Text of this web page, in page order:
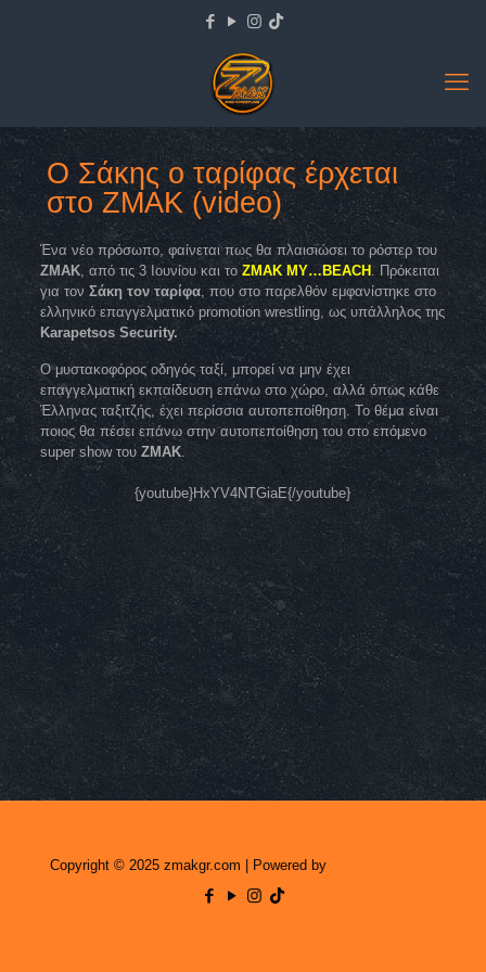
Ο Σάκης ο ταρίφας έρχεται
στο ΖΜΑΚ (video)
Ένα νέο πρόσωπο, φαίνεται πως θα πλαισιώσει το ρόστερ του
ZMAK, από τις 3 Ιουνίου και το ZMAK MY…BEACH . Πρόκειται
για τον Σάκη τον ταρίφα, που στο παρελθόν εμφανίστηκε στο
ελληνικό επαγγελματικό promotion wrestling, ως υπάλληλος της
Karapetsos Security.
Ο μυστακοφόρος οδηγός ταξί, μπορεί να μην έχει
επαγγελματική εκπαίδευση επάνω στο χώρο, αλλά όπως κάθε
Έλληνας ταξιτζής, έχει περίσσια αυτοπεποίθηση. Το θέμα είναι
ποιος θα πέσει επάνω στην αυτοπεποίθηση του στο επόμενο
super show του ZMAK.
{youtube}HxYV4NTGiaE{/youtube}
Copyright © 2025 zmakgr.com | Powered by